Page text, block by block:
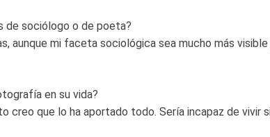
de sociólogo o de poeta?
aunque mi faceta sociológica sea mucho más
en su vida?
creo que lo ha aportado todo. Sería incapaz de vivir